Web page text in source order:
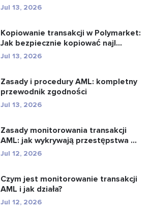
Jul 13, 2026
Kopiowanie transakcji w Polymarket:
Jak bezpiecznie kopiować najl...
Jul 13, 2026
Zasady i procedury AML: kompletny
przewodnik zgodności
Jul 13, 2026
Zasady monitorowania transakcji
AML: jak wykrywają przestępstwa ...
Jul 12, 2026
Czym jest monitorowanie transakcji
AML i jak działa?
Jul 12, 2026